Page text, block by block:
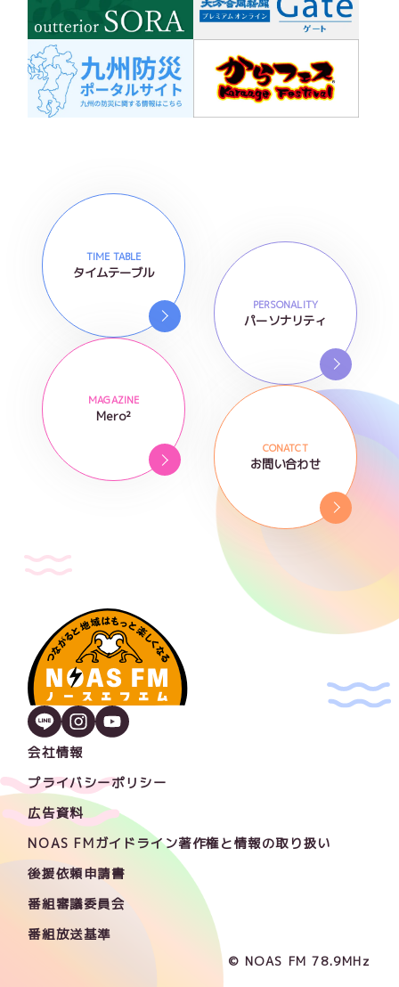
TIME TABLE
タイムテーブル
PERSONALITY
パーソナリティ
MAGAZINE
Mero²
CONATCT
お問い合わせ
会社情報
プライバシーポリシー
広告資料
NOAS FMガイドライン著作権と情報の取り扱い
後援依頼申請書
番組審議委員会
番組放送基準
© NOAS FM 78.9MHz